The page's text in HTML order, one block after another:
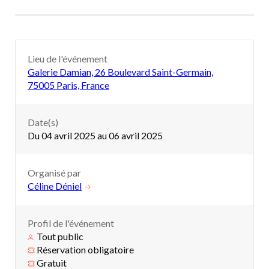
Lieu de l'événement
Galerie Damian, 26 Boulevard Saint-Germain,
75005 Paris, France
Date(s)
Du 04 avril 2025 au 06 avril 2025
Organisé par
Céline Déniel
Profil de l'événement
Tout public
Réservation obligatoire
Gratuit